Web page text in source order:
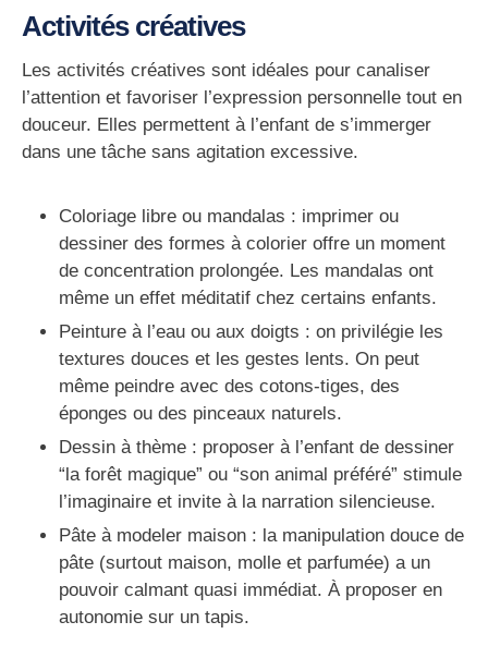
Activités créatives
Les activités créatives sont idéales pour canaliser
l’attention et favoriser l’expression personnelle tout en
douceur. Elles permettent à l’enfant de s’immerger
dans une tâche sans agitation excessive.
Coloriage libre ou mandalas : imprimer ou
dessiner des formes à colorier offre un moment
de concentration prolongée. Les mandalas ont
même un effet méditatif chez certains enfants.
Peinture à l’eau ou aux doigts : on privilégie les
textures douces et les gestes lents. On peut
même peindre avec des cotons-tiges, des
éponges ou des pinceaux naturels.
Dessin à thème : proposer à l’enfant de dessiner
“la forêt magique” ou “son animal préféré” stimule
l’imaginaire et invite à la narration silencieuse.
Pâte à modeler maison : la manipulation douce de
pâte (surtout maison, molle et parfumée) a un
pouvoir calmant quasi immédiat. À proposer en
autonomie sur un tapis.